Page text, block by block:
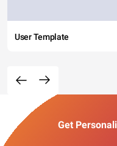
User Template
Get